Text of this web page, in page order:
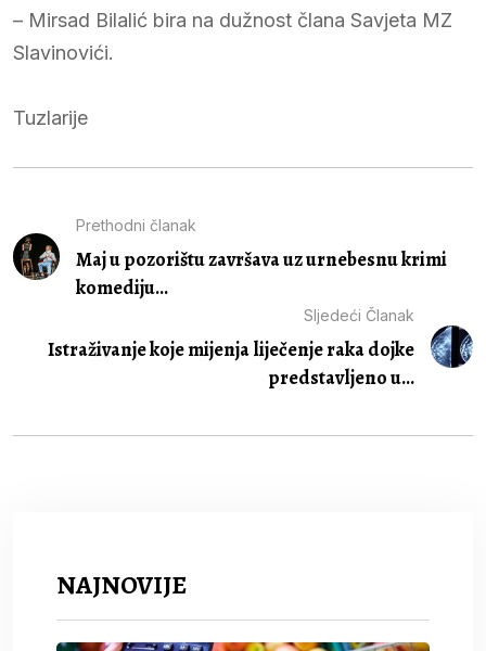
– Mirsad Bilalić bira na dužnost člana Savjeta MZ
Slavinovići.
Tuzlarije
Prethodni članak
Maj u pozorištu završava uz urnebesnu krimi
komediju...
Sljedeći Članak
Istraživanje koje mijenja liječenje raka dojke
predstavljeno u...
NAJNOVIJE